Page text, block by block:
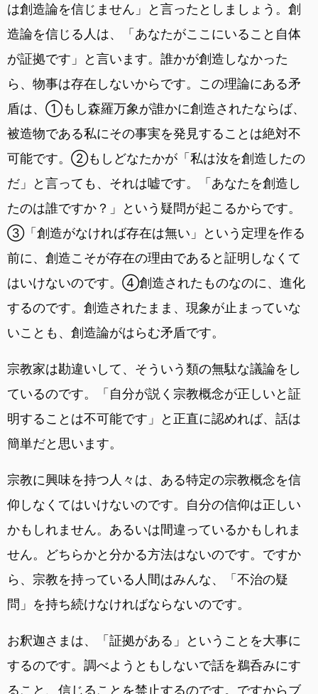
は創造論を信じません」と言ったとしましょう。創
造論を信じる人は、「あなたがここにいること自体
が証拠です」と言います。誰かが創造しなかった
ら、物事は存在しないからです。この理論にある矛
盾は、①もし森羅万象が誰かに創造されたならば、
被造物である私にその事実を発見することは絶対不
可能です。②もしどなたかが「私は汝を創造したの
だ」と言っても、それは嘘です。「あなたを創造し
たのは誰ですか？」という疑問が起こるからです。
③「創造がなければ存在は無い」という定理を作る
前に、創造こそが存在の理由であると証明しなくて
はいけないのです。④創造されたものなのに、進化
するのです。創造されたまま、現象が止まっていな
いことも、創造論がはらむ矛盾です。
宗教家は勘違いして、そういう類の無駄な議論をし
ているのです。「自分が説く宗教概念が正しいと証
明することは不可能です」と正直に認めれば、話は
簡単だと思います。
宗教に興味を持つ人々は、ある特定の宗教概念を信
仰しなくてはいけないのです。自分の信仰は正しい
かもしれません。あるいは間違っているかもしれま
せん。どちらかと分かる方法はないのです。ですか
ら、宗教を持っている人間はみんな、「不治の疑
問」を持ち続けなければならないのです。
お釈迦さまは、「証拠がある」ということを大事に
するのです。調べようともしないで話を鵜呑みにす
ること、信じることを禁止するのです。ですからブ